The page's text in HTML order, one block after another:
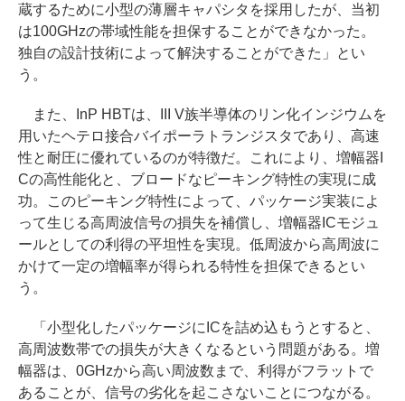
蔵するために小型の薄層キャパシタを採用したが、当初
は100GHzの帯域性能を担保することができなかった。
独自の設計技術によって解決することができた」とい
う。
また、InP HBTは、III V族半導体のリン化インジウムを
用いたヘテロ接合バイポーラトランジスタであり、高速
性と耐圧に優れているのが特徴だ。これにより、増幅器I
Cの高性能化と、ブロードなピーキング特性の実現に成
功。このピーキング特性によって、パッケージ実装によ
って生じる高周波信号の損失を補償し、増幅器ICモジュ
ールとしての利得の平坦性を実現。低周波から高周波に
かけて一定の増幅率が得られる特性を担保できるとい
う。
「小型化したパッケージにICを詰め込もうとすると、
高周波数帯での損失が大きくなるという問題がある。増
幅器は、0GHzから高い周波数まで、利得がフラットで
あることが、信号の劣化を起こさないことにつながる。